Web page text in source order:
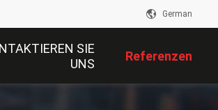
German
SIE
UNS
Referenzen